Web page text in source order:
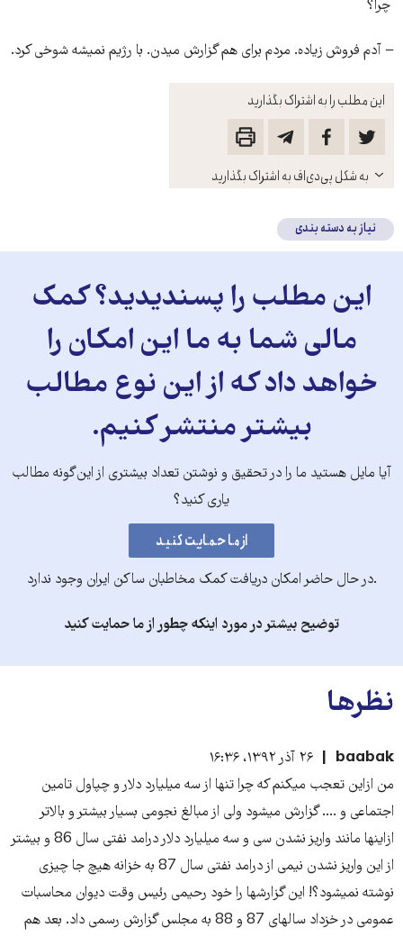
این مطلب را به اشتراک بگذارید
باز
کنید
به شکل پی‌دی‌اف به اشتراک بگذارید
چرا؟
− آدم فروش زیاده. مردم برای هم گزارش میدن. با رژیم نمیشه شوخی کرد.
نیاز به دسته بندی
این مطلب را پسندیدید؟ کمک
مالی شما به ما این امکان را
خواهد داد که از این نوع مطالب
بیشتر منتشر کنیم.
آیا مایل هستید ما را در تحقیق و نوشتن تعداد بیشتری از این‌گونه مطالب
یاری کنید؟
.در حال حاضر امکان دریافت کمک مخاطبان ساکن ایران وجود ندارد
توضیح بیشتر در مورد اینکه چطور از ما حمایت کنید
نظرها
baabak
۲۶ آذر ۱۳۹۲، ۱۶:۳۶
من ازاین تعجب میکنم که چرا تنها از سه میلیارد دلار و چپاول تامین
اجتماعی و .... گزارش میشود ولی از مبالغ نجومی بسیار بیشتر و بالاتر
ازاینها مانند واریز نشدن سی و سه میلیارد دلار درامد نفتی سال 86 و بیشتر
از این واریز نشدن نیمی از درامد نفتی سال 87 به خزانه هیچ جا چیزی
نوشته نمیشود؟! این گزارشها را خود رحیمی رئیس وقت دیوان محاسبات
عمومی در خزداد سالهای 87 و 88 به مجلس گزارش رسمی داد. بعد هم